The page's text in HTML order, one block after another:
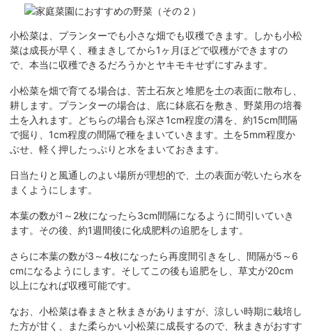
小松菜は、プランターでも小さな畑でも収穫できます。しかも小松
菜は成長が早く、種まきしてから1ヶ月ほどで収穫ができますの
で、本当に収穫できるだろうかとヤキモキせずにすみます。
小松菜を畑で育てる場合は、苦土石灰と堆肥を土の表面に散布し、
耕します。プランターの場合は、底に鉢底石を敷き、野菜用の培養
土を入れます。どちらの場合も深さ1cm程度の溝を、約15cm間隔
で掘り、1cm程度の間隔で種をまいていきます。土を5mm程度か
ぶせ、軽く押したっぷりと水をまいておきます。
日当たりと風通しのよい場所が理想的で、土の表面が乾いたら水を
まくようにします。
本葉の数が1～2枚になったら3cm間隔になるように間引いていき
ます。その後、約1週間後に化成肥料の追肥をします。
さらに本葉の数が3～4枚になったら再度間引きをし、間隔が5～6
cmになるようにします。そしてこの後も追肥をし、草丈が20cm
以上になれば収穫可能です。
なお、小松菜は春まきと秋まきがありますが、涼しい時期に栽培し
た方が甘く、また柔らかい小松菜に成長するので、秋まきがおすす